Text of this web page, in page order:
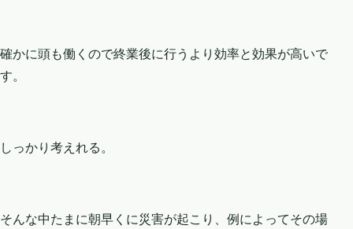
確かに頭も働くので終業後に行うより効率と効果が高いで
す。
しっかり考えれる。
そんな中たまに朝早くに災害が起こり、例によってその場